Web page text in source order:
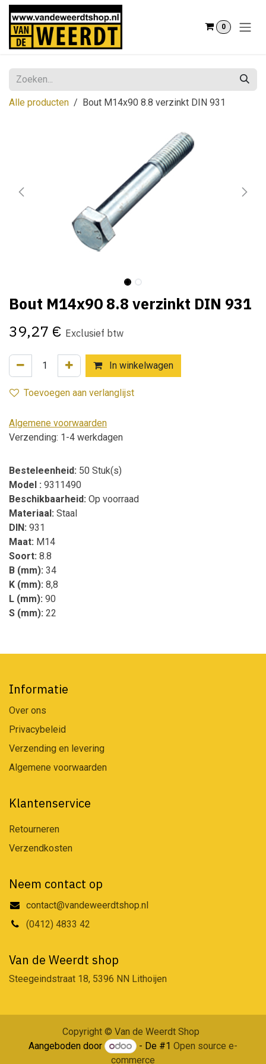
Overslaan naar inhoud
0
Alle producten Bout M14x90 8.8 verzinkt DIN 931
Bout M14x90 8.8 verzinkt DIN 931
39,27 € Exclusief btw
In winkelwagen
Toevoegen aan verlanglijst
Algemene voorwaarden
Verzending: 1-4 werkdagen
Besteleenheid: 50 Stuk(s)
Model : 9311490
Beschikbaarheid: Op voorraad
Materiaal: Staal
DIN: 931
Maat: M14
Soort: 8.8
B (mm): 34
K (mm): 8,8
L (mm): 90
S (mm): 22
Informatie
Over ons
Privacybeleid
Verzending en levering
Algemene voorwaarden
Klantenservice
Retourneren
Verzendkosten
Neem contact op
contact@vandeweerdtshop.nl
(0412) 4833 42
Van de Weerdt shop
Steegeindstraat 18, 5396 NN Lithoijen
Copyright © Van de Weerdt Shop
Aangeboden door
- De #1Open source e-
commerce